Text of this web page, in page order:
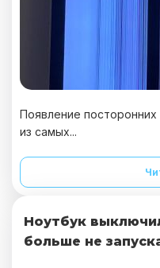
Появление
из самых...
Ноутбук
больше не